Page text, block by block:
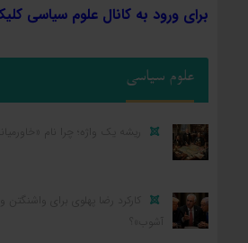
برای ورود به کانال علوم سیاسی
علوم سیاسی
ریشه یک واژه؛ چرا نام